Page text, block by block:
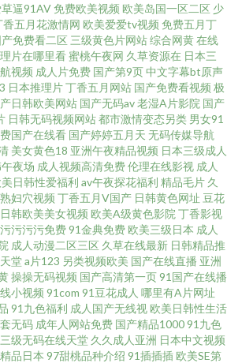
人97 人人色vvv 91视频网址91婷婷 精品产品精
电影 东方美女视av在线 淫淫网色五月一区 国产
极品网站蓝莓视频 久久婷导航 青娱乐91伦理 91
久久国产 日韩伊人伦理导航 日韩精品国伦在线播
美人人插 丰满少妇精品一区二区 91n网站免费观
无码专区 男人操逼天堂 97福利导航在线 三级网
洲福利无码 国模18p 夜夜骑换妻 国产日韩精品推
日韩中文在线 91久久擼一二三四 人妻熟妇无码
久久看久久做 91在线视频网站总站 免费的色情
逼91AV 免费欧美视频 欧美岛国一区二区 少
香五月花激情网 欧美爱爱tv视频 免费五月丁
免费看二区 三级黄色片网站综合网黄在线
片在哪里看蜜桃午夜网 久草资源在 日本三
视频 成人片免费 国产第9页中文字幕bt原声
日本推理片丁香五月网站 国产免费看视频 极
日韩欧美网站 国产无码av老湿A片影院 国产
日韩无码视频网站都市激情变态另类 男女91
国产在线看 国产婷婷五月天 无码传媒导航
美女黄色18 亚洲午夜精品视频 日本三级成人
夜场 成人视频高清免费伦理在线影视 成人
美日韩性爱福利 av午夜探花福利 精品毛片 久
妇穴视频 丁香五月V国产 日韩黄色网址 豆花
日韩欧美美女视频 欧美A级黄色影院 丁香影视
污污污污免费91金典免费 欧美三级日本 成人
成人动漫二区三区 久草在线最新 日韩精品推
堂a片123 另类视频欧美 国产在线直播 亚洲
操操无码视频 国产高清第一页91国产在线播
小视频 91com 91豆花成人 哪里有A片网址
91九色福利 成人国产无线视 欧美日韩性生活
无码 成年人网站免费 国产精品100091九色
三级无码在线天堂 久久成人亚洲 日本中文视频
品日本 97甜桃品种介绍 91插插插 欧美SE第